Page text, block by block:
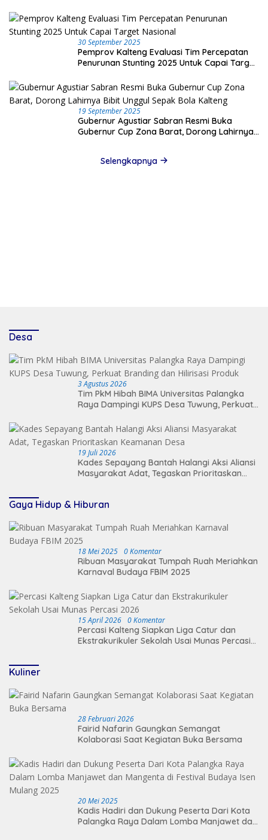
30 September 2025
Pemprov Kalteng Evaluasi Tim Percepatan
Penurunan Stunting 2025 Untuk Capai Target
19 September 2025
Gubernur Agustiar Sabran Resmi Buka
Gubernur Cup Zona Barat, Dorong Lahirnya
Selengkapnya
Desa
3 Agustus 2026
Tim PkM Hibah BIMA Universitas Palangka
Raya Dampingi KUPS Desa Tuwung, Perkuat
19 Juli 2026
Kades Sepayang Bantah Halangi Aksi Aliansi
Masyarakat Adat, Tegaskan Prioritaskan
Gaya Hidup & Hiburan
18 Mei 2025 0 Komentar
Ribuan Masyarakat Tumpah Ruah Meriahkan
Karnaval Budaya FBIM 2025
15 April 2026 0 Komentar
Percasi Kalteng Siapkan Liga Catur dan
Ekstrakurikuler Sekolah Usai Munas Percasi
Kuliner
28 Februari 2026
Fairid Nafarin Gaungkan Semangat
Kolaborasi Saat Kegiatan Buka Bersama
20 Mei 2025
Kadis Hadiri dan Dukung Peserta Dari Kota
Palangka Raya Dalam Lomba Manjawet dan